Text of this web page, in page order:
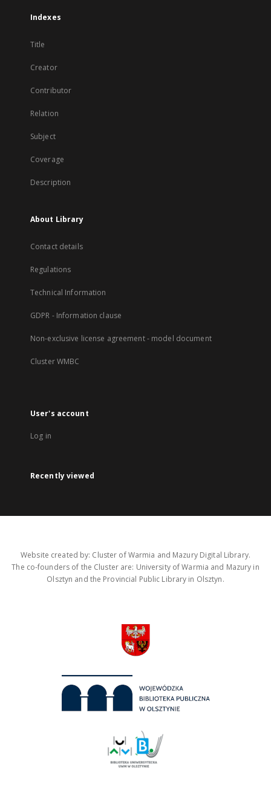
Indexes
Title
Creator
Contributor
Relation
Subject
Coverage
Description
About Library
Contact details
Regulations
Technical Information
GDPR - Information clause
Non-exclusive license agreement - model document
Cluster WMBC
User's account
Log in
Recently viewed
Website created by: Cluster of Warmia and Mazury Digital Library.
The co-founders of the Cluster are: University of Warmia and Mazury in
Olsztyn and the Provincial Public Library in Olsztyn.